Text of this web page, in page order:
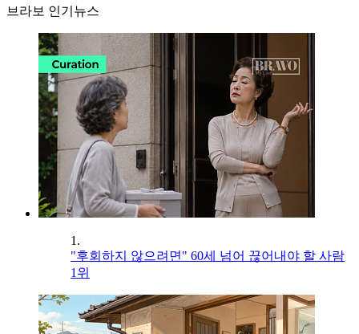
브라보 인기뉴스
1.
"후회하지 않으려면" 60세 넘어 끊어내야 할 사람
1위